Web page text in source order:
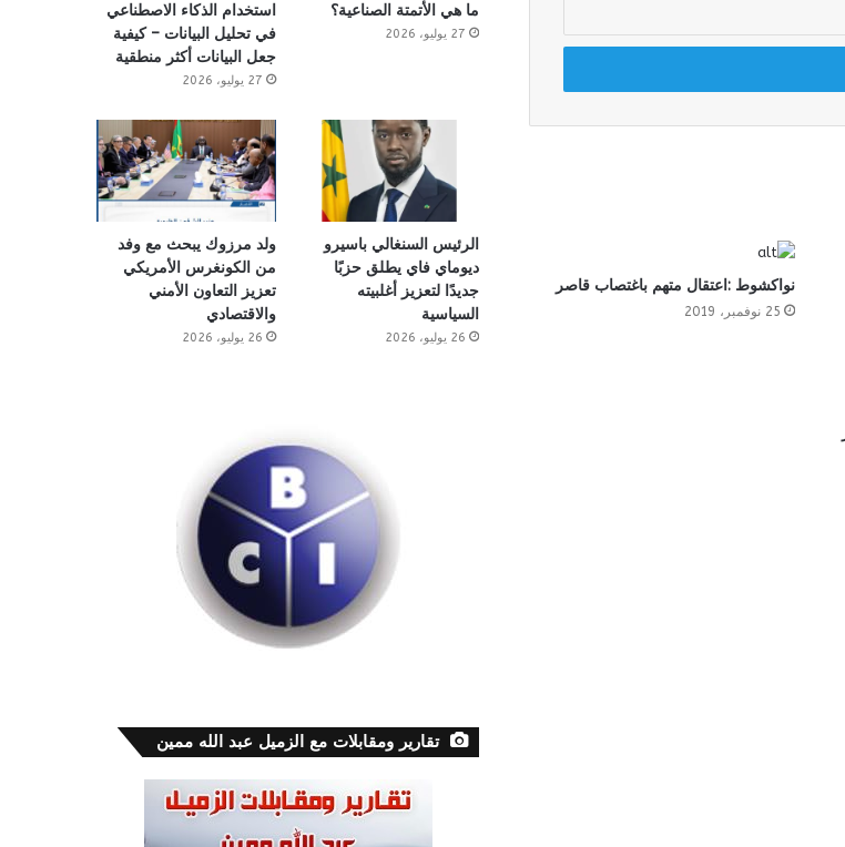
نواكشوط :اعتقال متهم باغتصاب قاصر
25 نوفمبر، 2019
ما هي الأتمتة الصناعية؟
27 يوليو، 2026
استخدام الذكاء الاصطناعي
في تحليل البيانات – كيفية
جعل البيانات أكثر منطقية
27 يوليو، 2026
الرئيس السنغالي باسيرو
ديوماي فاي يطلق حزبًا
جديدًا لتعزيز أغلبيته
السياسية
26 يوليو، 2026
ولد مرزوك يبحث مع وفد
من الكونغرس الأمريكي
تعزيز التعاون الأمني
والاقتصادي
26 يوليو، 2026
تقارير ومقابلات مع الزميل عبد الله ممين